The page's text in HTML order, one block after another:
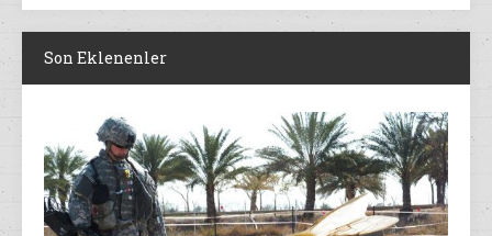
Son Eklenenler